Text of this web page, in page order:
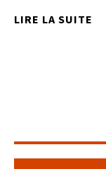
LIRE LA SUITE